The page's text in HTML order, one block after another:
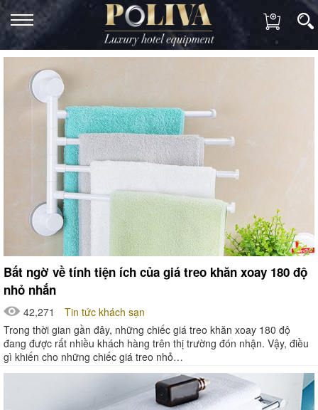
Bất ngờ về tính tiện ích của giá treo khăn xoay 180 độ
nhỏ nhắn
42,271
Tin tức khách sạn
Trong thời gian gần đây, những chiếc giá treo khăn xoay 180 độ
đang được rất nhiều khách hàng trên thị trường đón nhận. Vậy, điều
gì khiến cho những chiếc giá treo nhỏ…